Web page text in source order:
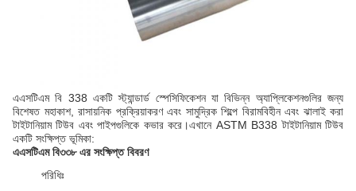
এএসটিএম বি 338 একটি স্ট্যান্ডার্ড স্পেসিফিকেশন যা বিভিন্ন অ্যাপ্লিকেশনগুলির জন্য
বিশেষত মহাকাশ, রাসায়নিক প্রক্রিয়াকরণ এবং সামুদ্রিক শিল্পে বিরামবিহীন এবং ঝালাই করা
টাইটানিয়াম টিউব এবং পাইপগুলিকে কভার করে।এখানে ASTM B338 টাইটানিয়াম টিউব
একটি সংক্ষিপ্ত ভূমিকা:
এএসটিএম বি৩৩৮ এর সংক্ষিপ্ত বিবরণ
পরিধিঃ